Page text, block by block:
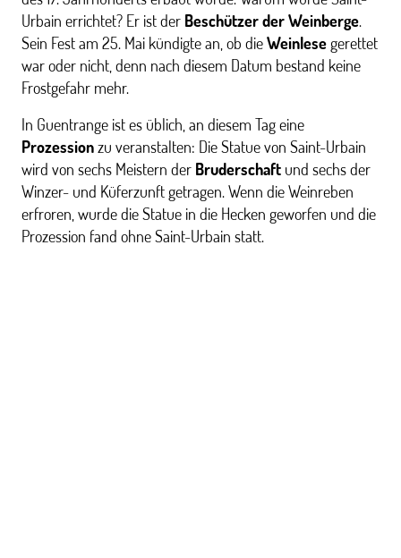
Urbain errichtet? Er ist der Beschützer der Weinberge.
Sein Fest am 25. Mai kündigte an, ob dieWeinlese gerettet
war oder nicht, denn nach diesem Datum bestand keine
Frostgefahr mehr.
In Guentrange ist es üblich, an diesem Tag eine
Prozessionzu veranstalten: Die Statue von Saint-Urbain
wird von sechs Meistern der Bruderschaft und sechs der
Winzer- und Küferzunft getragen. Wenn die Weinreben
erfroren, wurde die Statue in die Hecken geworfen und die
Prozession fand ohne Saint-Urbain statt.